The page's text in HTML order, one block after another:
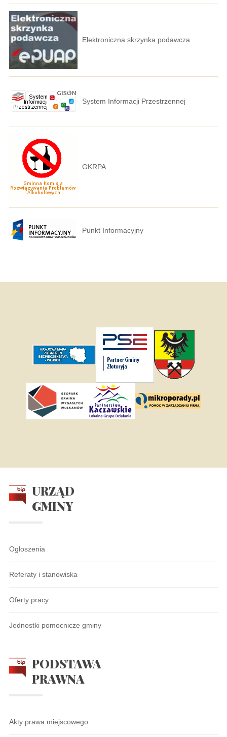
Elektroniczna skrzynka podawcza
System Informacji Przestrzennej
GKRPA
Punkt Informacyjny
URZĄD
GMINY
Ogłoszenia
Referaty i stanowiska
Oferty pracy
Jednostki pomocnicze gminy
PODSTAWA
PRAWNA
Akty prawa miejscowego